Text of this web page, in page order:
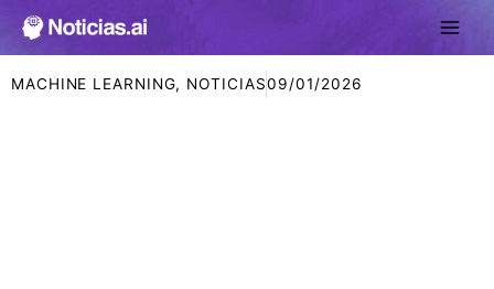
MACHINE LEARNING, NOTICIAS09/01/2026